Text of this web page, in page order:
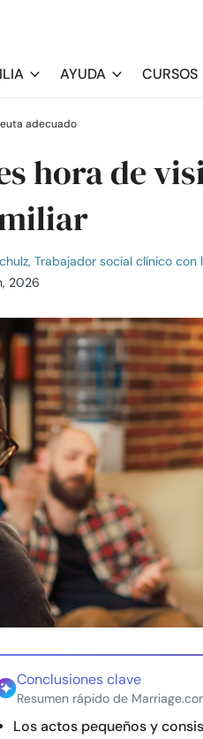
AYUDA CURSOS
adecuado
hora de
Trabajador social clínico con
2026
Conclusiones clave
Resumen rápido de
Los actos pequeños y